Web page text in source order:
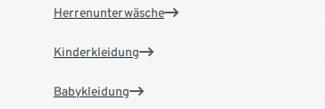
Herrenunterwäsche
Kinderkleidung
Babykleidung